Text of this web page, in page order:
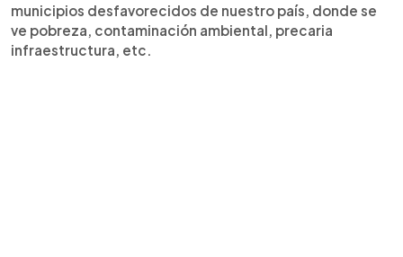
municipios desfavorecidos de nuestro país, donde se
ve pobreza, contaminación ambiental, precaria
infraestructura, etc.